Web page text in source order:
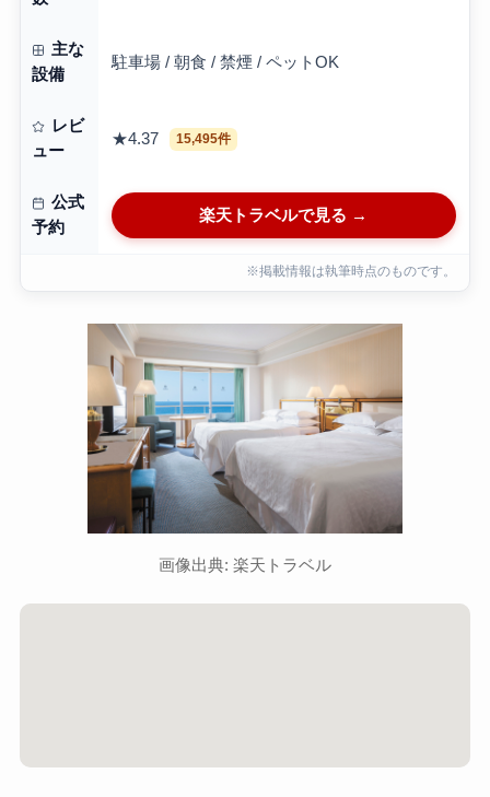
主な
設備
駐車場 / 朝食 / 禁煙 / ペットOK
レビ
ュー
★4.37 15,495件
公式
予約
楽天トラベルで見る →
※掲載情報は執筆時点のものです。
画像出典: 楽天トラベル